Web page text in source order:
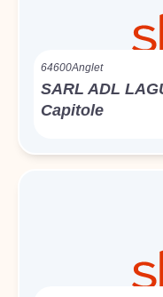
64600Anglet
SARL ADL
Capitole